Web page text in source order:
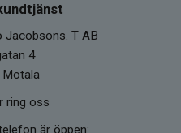
T AB
4
ring oss